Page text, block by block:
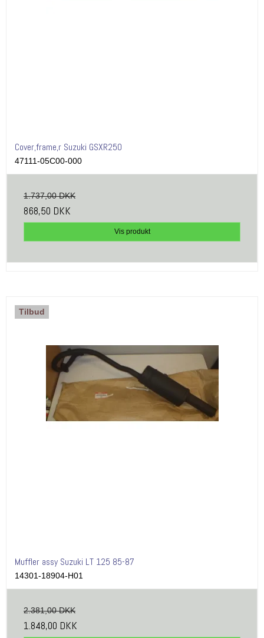
Cover,frame,r Suzuki GSXR250
47111-05C00-000
1.737,00 DKK
868,50 DKK
Vis produkt
Tilbud
Muffler assy Suzuki LT 125 85-87
14301-18904-H01
2.381,00 DKK
1.848,00 DKK